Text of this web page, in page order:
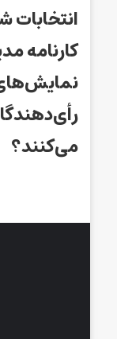
انتخابات
کارنامه
می‌کنند؟